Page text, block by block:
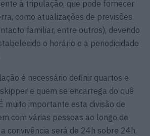
à tripulação, que pode fornecer
como atualizações de previsões
familiar, entre outros), devendo
o horário e a periodicidade
é necessário definir quartos e
e quem se encarrega do quê
muito importante esta divisão de
com várias pessoas ao longo de
convivência será de 24h sobre 24h.